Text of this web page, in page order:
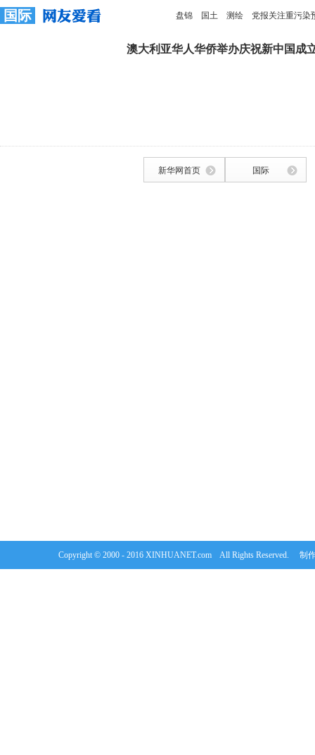
国际 盘锦 国土 测绘 党报关注重污染
澳大利亚华人华侨举办庆祝新中国成
新华网首页 国际
Copyright © 2000 - 2016 XINHUANET.com All Rights Reserved. 制